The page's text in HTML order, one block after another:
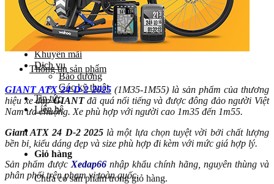
Yên
Cọc yên
Ổ bi
Phụ tùng khác
Khuyến mãi
Dịch vụ
Bảo dưỡng
Góc kỹ thuật
Tin tức
Liên hệ
Giỏ hàng
Chưa có sản phẩm trong giỏ hàng.
Thông tin sản phẩm
GIANT ATX 24 D-2 2025 (1M35-1M55) là sản phẩm của thương
hiệu xe đạpGIANTđã quá nổi tiếng và được đông đảo người Việt
Nam ưa chuộng. Xe phù hợp với người cao 1m35 đến 1m55.
Giant ATX 24 D-2 2025là một lựa chọn tuyệt vời bởi chất lượng
bền bỉ, kiểu dáng đẹp và size phù hợp đi kèm với mức giá hợp lý.
Sản phẩm đượcXedap66 nhập khẩu chính hãng, nguyên thùng và
phân phối trên phạm vi toàn quốc.